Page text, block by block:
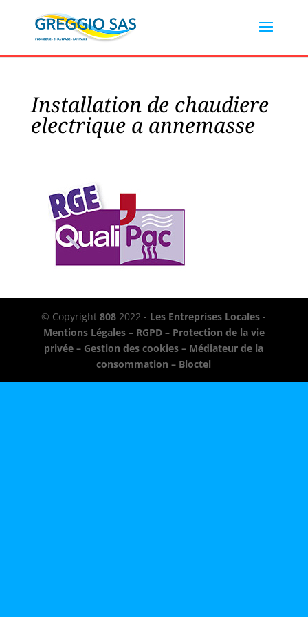
Installation de chaudiere
electrique a annemasse
© Copyright808 2022 - Les Entreprises Locales -
Mentions Légales – RGPD – Protection de la vie
privée – Gestion des cookies – Médiateur de la
consommation – Bloctel